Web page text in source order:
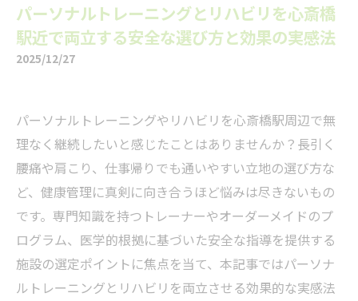
パーソナルトレーニングとリハビリを心斎橋
駅近で両立する安全な選び方と効果の実感法
2025/12/27
パーソナルトレーニングやリハビリを心斎橋駅周辺で無
理なく継続したいと感じたことはありませんか？長引く
腰痛や肩こり、仕事帰りでも通いやすい立地の選び方な
ど、健康管理に真剣に向き合うほど悩みは尽きないもの
です。専門知識を持つトレーナーやオーダーメイドのプ
ログラム、医学的根拠に基づいた安全な指導を提供する
施設の選定ポイントに焦点を当て、本記事ではパーソナ
ルトレーニングとリハビリを両立させる効果的な実感法